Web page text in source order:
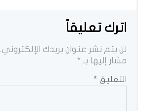
اترك تعليقاً
لن يتم نشر عنوان بريدك الإلكتروني.
مشار إليها بـ *
التعليق *